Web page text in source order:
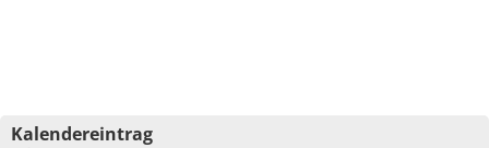
Kalendereintrag